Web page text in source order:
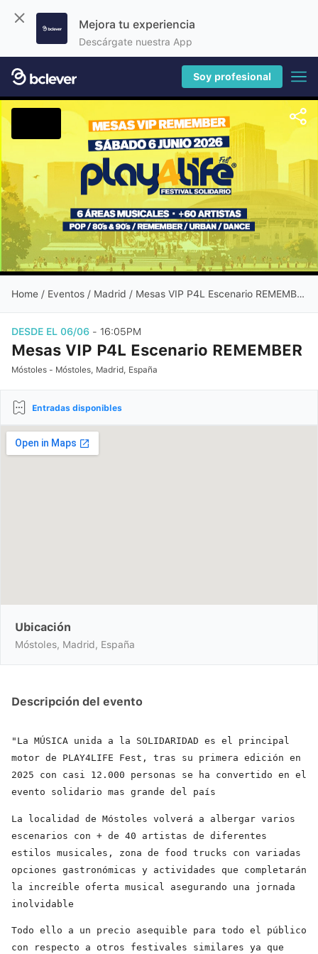
Mejora tu experiencia
Descárgate nuestra App
Soy profesional
Home / Eventos / Madrid / Mesas VIP P4L Escenario REMEMBER
DESDE EL 06/06 - 16:05PM
Mesas VIP P4L Escenario REMEMBER
Móstoles - Móstoles, Madrid, España
Entradas disponibles
Ubicación
Móstoles, Madrid, España
Descripción del evento
"La MÚSICA unida a la SOLIDARIDAD es el principal
motor de PLAY4LIFE Fest, tras su primera edición en
2025 con casi 12.000 personas se ha convertido en el
evento solidario mas grande del país
La localidad de Móstoles volverá a albergar varios
escenarios con + de 40 artistas de diferentes
estilos musicales, zona de food trucks con variadas
opciones gastronómicas y actividades que completarán
la increíble oferta musical asegurando una jornada
inolvidable
Todo ello a un precio asequible para todo el público
con respecto a otros festivales similares ya que